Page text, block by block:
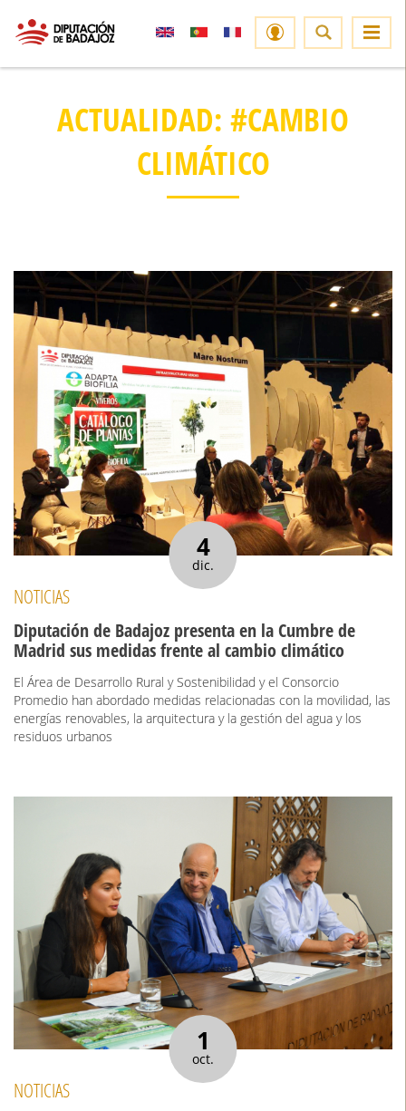
ACTUALIDAD: #CAMBIO
CLIMÁTICO
4
dic.
NOTICIAS
Diputación de Badajoz presenta en la Cumbre de
Madrid sus medidas frente al cambio climático
El Área de Desarrollo Rural y Sostenibilidad y el Consorcio
Promedio han abordado medidas relacionadas con la movilidad, las
energías renovables, la arquitectura y la gestión del agua y los
residuos urbanos
1
oct.
NOTICIAS